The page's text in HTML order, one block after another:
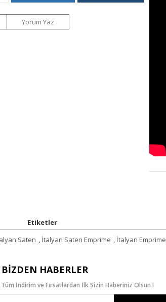
Yorum Yaz
Etiketler
Saten , İtalyan Saten Emprime , İtalyan Emprime
BIZDEN HABERLER
İndirim ve Fırsatlardan İlk Sizin Haberiniz Olsun !